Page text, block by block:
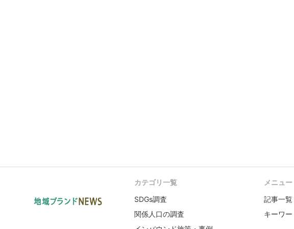
カテゴリ一覧
SDGs調査
関係人口の調査
メニュー
記事一覧
キーワ